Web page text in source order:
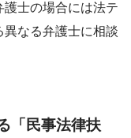
士の場合には法テ
なる弁護士に相談
「民事法律扶